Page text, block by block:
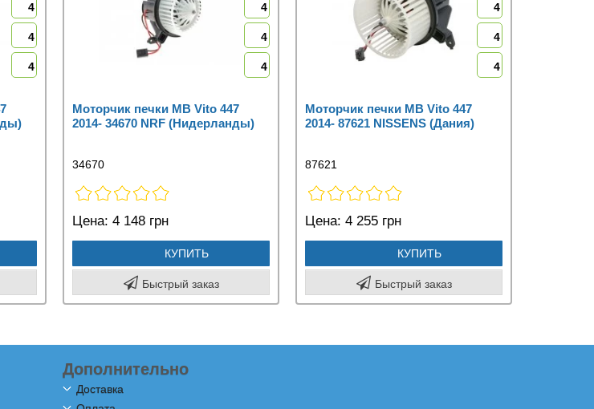
4
4
4
4
4
4
Моторчик печки MB Vito 447
2014- 34670 NRF (Нидерланды)
34670
Цена: 4 148 грн
КУПИТЬ
Быстрый заказ
4
4
4
Моторчик печки MB Vito 447
2014- 87621 NISSENS (Дания)
87621
Цена: 4 255 грн
КУПИТЬ
Быстрый заказ
Дополнительно
Доставка